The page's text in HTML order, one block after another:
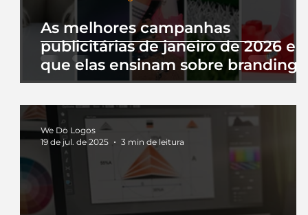
As melhores campanhas
publicitárias de janeiro de 2026 e
que elas ensinam sobre branding
We Do Logos
19 de jul. de 2025
3 min de leitura